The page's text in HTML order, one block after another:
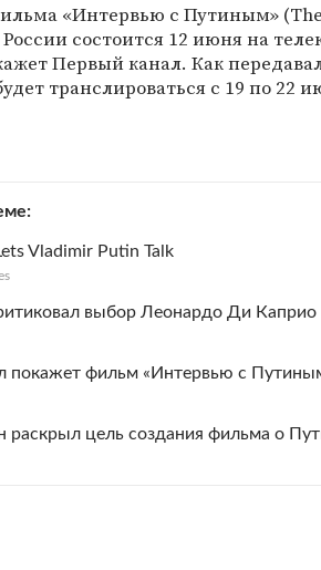
«Интервью с Путиным»
состоится 12 июня на
Первый канал. Как
транслироваться с 19 по 22
Vladimir Putin Talk
выбор Леонардо Ди Каприо
покажет фильм «Интервью с
раскрыл цель создания фильма о